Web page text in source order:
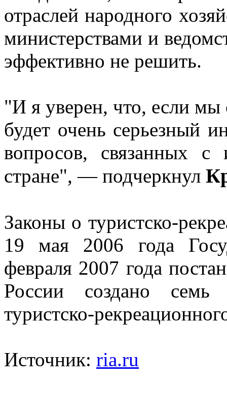
отраслей народного
министерствами и
эффективно не решить.
"И я уверен, что, если мы
будет очень серьезный
вопросов, связанных
стране", — подчеркнул
Законы о туристско-
19 мая 2006 года
февраля 2007 года
России создано семь
туристско-
Источник: ria.ru